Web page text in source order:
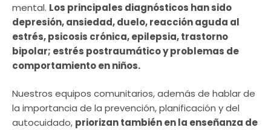
mental. Los principales diagnósticos han sido
depresión, ansiedad, duelo, reacción aguda al
estrés, psicosis crónica, epilepsia, trastorno
bipolar; estrés postraumático y problemas de
comportamiento en niños.
Nuestros equipos comunitarios, además de hablar de
la importancia de la prevención, planificación y del
autocuidado, priorizan también en la enseñanza de